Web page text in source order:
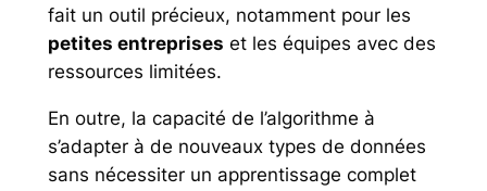
fait un outil précieux, notamment pour les
petites entreprises et les équipes avec des
ressources limitées.
En outre, la capacité de l’algorithme à
s’adapter à de nouveaux types de données
sans nécessiter un apprentissage complet